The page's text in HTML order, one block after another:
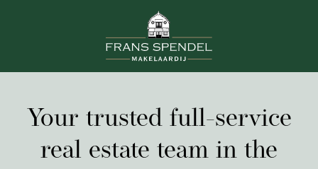
Your trusted full-service
real estate team in the